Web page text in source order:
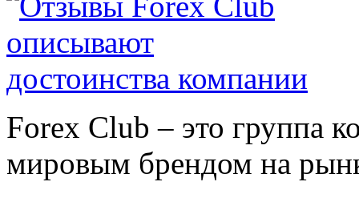
Forex Сlub – это группа
мировым брендом на